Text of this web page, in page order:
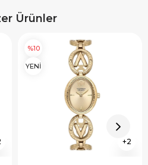
Ürünler
2
%10
YENİ